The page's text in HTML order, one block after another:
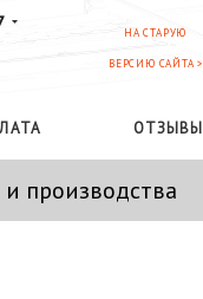
НА СТАРУЮ
ВЕРСИЮ САЙТА >
ОТЗЫВЫ
и производства